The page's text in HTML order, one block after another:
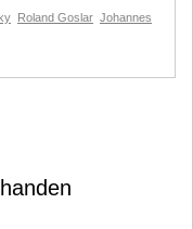
Roland Goslar Johannes